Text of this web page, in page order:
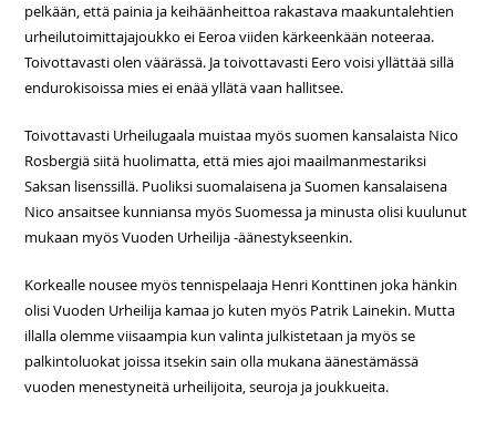
pelkään, että painia ja keihäänheittoa rakastava maakuntalehtien
urheilutoimittajajoukko ei Eeroa viiden kärkeenkään noteeraa.
Toivottavasti olen väärässä. Ja toivottavasti Eero voisi yllättää sillä
endurokisoissa mies ei enää yllätä vaan hallitsee.
Toivottavasti Urheilugaala muistaa myös suomen kansalaista Nico
Rosbergiä siitä huolimatta, että mies ajoi maailmanmestariksi
Saksan lisenssillä. Puoliksi suomalaisena ja Suomen kansalaisena
Nico ansaitsee kunniansa myös Suomessa ja minusta olisi kuulunut
mukaan myös Vuoden Urheilija -äänestykseenkin.
Korkealle nousee myös tennispelaaja Henri Konttinen joka hänkin
olisi Vuoden Urheilija kamaa jo kuten myös Patrik Lainekin. Mutta
illalla olemme viisaampia kun valinta julkistetaan ja myös se
palkintoluokat joissa itsekin sain olla mukana äänestämässä
vuoden menestyneitä urheilijoita, seuroja ja joukkueita.